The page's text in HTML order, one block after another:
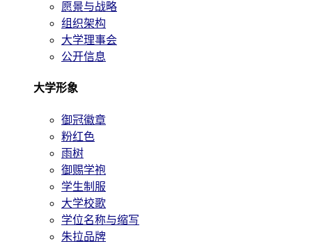
愿景与战略
组织架构
大学理事会
公开信息
大学形象
御冠徽章
粉红色
雨树
御赐学袍
学生制服
大学校歌
学位名称与缩写
朱拉品牌